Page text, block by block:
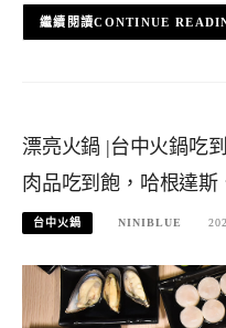
CONTINUE
漂亮火鍋 |台中火鍋吃
肉品吃到飽，哈根達
台中火鍋 NINIBLUE